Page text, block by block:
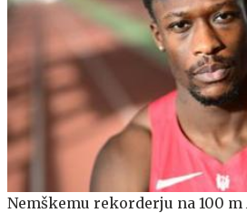
Nemškemu rekorderju na 100